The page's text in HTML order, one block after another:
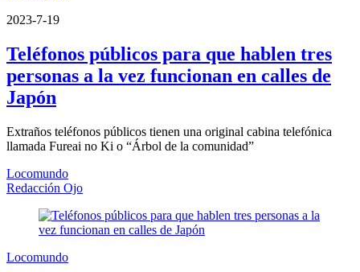
2023-7-19
Teléfonos públicos para que hablen tres
personas a la vez funcionan en calles de
Japón
Extraños teléfonos públicos tienen una original cabina telefónica
llamada Fureai no Ki o “Árbol de la comunidad”
Locomundo
Redacción Ojo
Locomundo